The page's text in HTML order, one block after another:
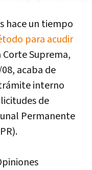
hace un tiempo
para acudir
Suprema,
acaba de
interno
de
Permanente